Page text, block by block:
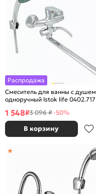
Распродажа
Смеситель для ванны с душем
одноручный Istok life 0402.717
1 548₽3 096 ₽-50%
В корзину